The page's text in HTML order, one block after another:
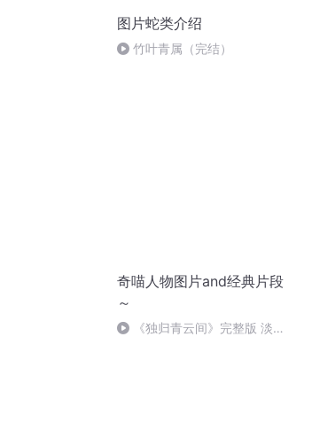
图片蛇类介绍
竹叶青属（完结）
奇喵人物图片and经典片段
～
《独归青云间》完整版 淡淡